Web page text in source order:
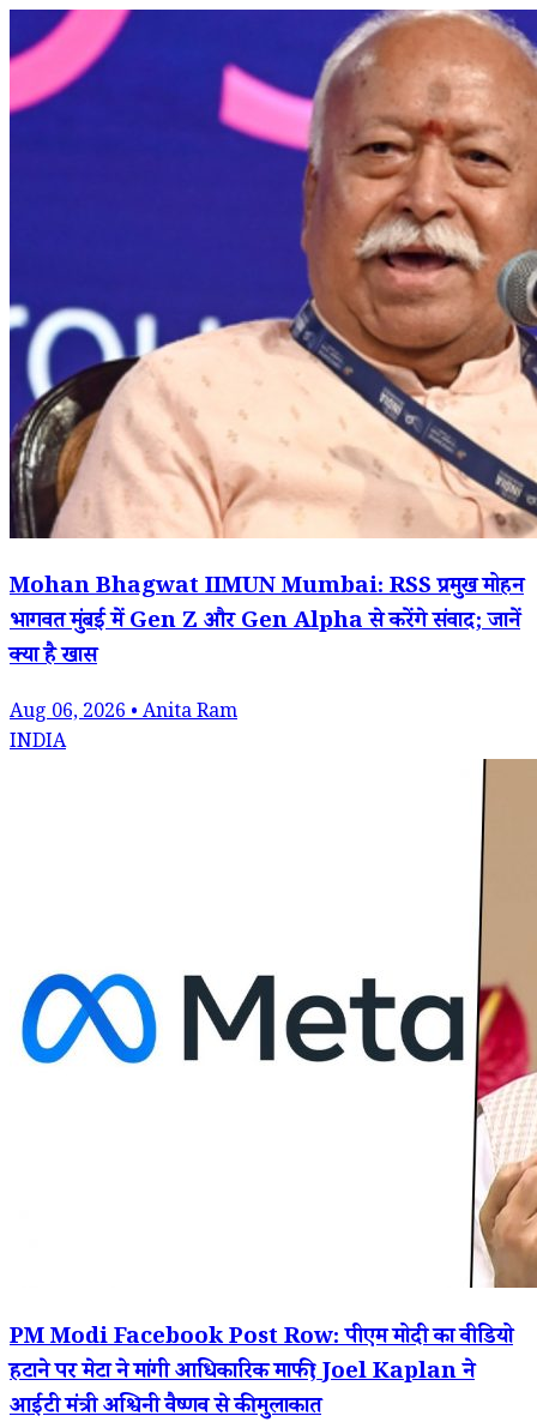
Mohan Bhagwat IIMUN Mumbai: RSS प्रमुख मोहन
भागवत मुंबई में Gen Z और Gen Alpha से करेंगे संवाद; जानें
क्या है खास
Aug 06, 2026 • Anita Ram
INDIA
PM Modi Facebook Post Row: पीएम मोदी का वीडियो
हटाने पर मेटा ने मांगी आधिकारिक माफी; Joel Kaplan ने
आईटी मंत्री अश्विनी वैष्णव से की मुलाकात